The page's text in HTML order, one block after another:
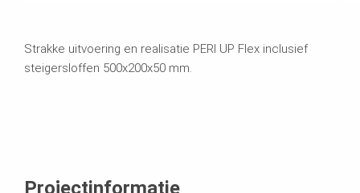
Strakke uitvoering en realisatie PERI UP Flex inclusief
steigersloffen 500x200x50 mm.
Projectinformatie